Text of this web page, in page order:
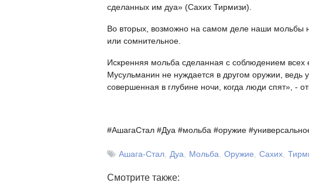
сделанных им дуа» (Сахих Тирмизи).
Во вторых, возможно на самом деле наши мольбы
или сомнительное.
Искренняя мольба сделанная с соблюдением
Мусульманин не нуждается в другом оружии, ведь
совершенная в глубине ночи, когда люди спят», -
#АшагаСтал #Дуа #мольба #оружие #
Ашага-Стал Дуа Мольба Оружие Сахих
Смотрите также: